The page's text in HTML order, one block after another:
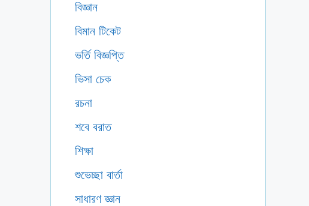
বিজ্ঞান
বিমান টিকেট
ভর্তি বিজ্ঞপ্তি
ভিসা চেক
রচনা
শবে বরাত
শিক্ষা
শুভেচ্ছা বার্তা
সাধারণ জ্ঞান